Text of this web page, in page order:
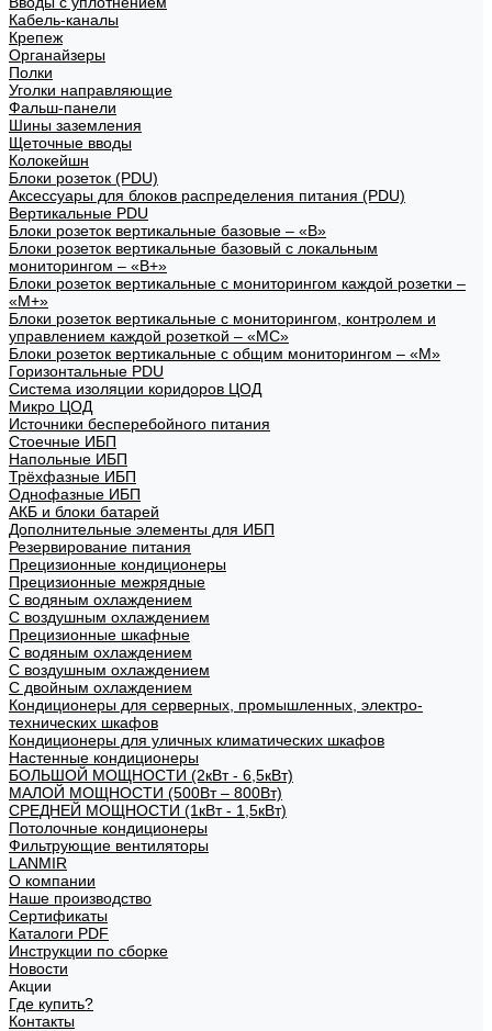
Кабель-каналы
Крепеж
Органайзеры
Полки
Уголки направляющие
Фальш-панели
Шины заземления
Щеточные вводы
Колокейшн
Блоки розеток (PDU)
Аксессуары для блоков распределения питания (PDU)
Вертикальные PDU
Блоки розеток вертикальные базовые – «В»
Блоки розеток вертикальные базовый с локальным
мониторингом – «В+»
Блоки розеток вертикальные с мониторингом каждой розетки –
«М+»
Блоки розеток вертикальные с мониторингом, контролем и
управлением каждой розеткой – «МС»
Блоки розеток вертикальные с общим мониторингом – «М»
Горизонтальные PDU
Система изоляции коридоров ЦОД
Микро ЦОД
Источники бесперебойного питания
Стоечные ИБП
Напольные ИБП
Трёхфазные ИБП
Однофазные ИБП
АКБ и блоки батарей
Дополнительные элементы для ИБП
Резервирование питания
Прецизионные кондиционеры
Прецизионные межрядные
С водяным охлаждением
С воздушным охлаждением
Прецизионные шкафные
С водяным охлаждением
С воздушным охлаждением
С двойным охлаждением
Кондиционеры для серверных, промышленных, электро-
технических шкафов
Кондиционеры для уличных климатических шкафов
Настенные кондиционеры
БОЛЬШОЙ МОЩНОСТИ (2кВт - 6,5кВт)
МАЛОЙ МОЩНОСТИ (500Вт – 800Вт)
СРЕДНЕЙ МОЩНОСТИ (1кВт - 1,5кВт)
Потолочные кондиционеры
Фильтрующие вентиляторы
LANMIR
О компании
Наше производство
Сертификаты
Каталоги PDF
Инструкции по сборке
Новости
Акции
Где купить?
Контакты